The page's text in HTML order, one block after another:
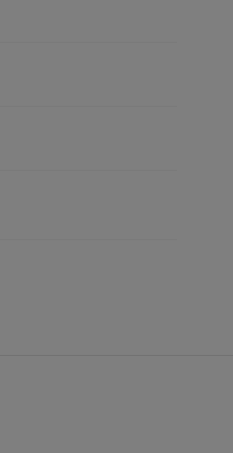
filter